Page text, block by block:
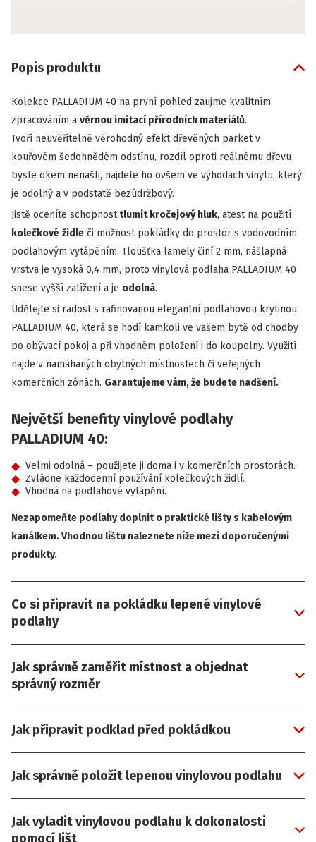
Popis produktu
Kolekce PALLADIUM 40 na první pohled zaujme kvalitním
zpracováním a věrnou imitací přírodních materiálů.
Tvoří neuvěřitelně věrohodný efekt dřevěných parket v
kouřovém šedohnědém odstínu, rozdíl oproti reálnému dřevu
byste okem nenašli, najdete ho ovšem ve výhodách vinylu, který
je odolný a v podstatě bezúdržbový.
Jistě oceníte schopnosttlumit kročejový hluk, atest na použití
kolečkové židle či možnost pokládky do prostor s vodovodním
podlahovým vytápěním. Tloušťka lamely činí 2 mm, nášlapná
vrstva je vysoká 0,4 mm, proto vinylová podlaha PALLADIUM 40
snese vyšší zatížení a je odolná.
Udělejte si radost s rafinovanou elegantní podlahovou krytinou
PALLADIUM 40, která se hodí kamkoli ve vašem bytě od chodby
po obývací pokoj a při vhodném položení i do koupelny. Využití
najde v namáhaných obytných místnostech či veřejných
komerčních zónách. Garantujeme vám, že budete nadšení.
Největší benefity vinylové podlahy
PALLADIUM 40:
Velmi odolná – použijete ji doma i v komerčních prostorách.
Zvládne každodenní používání kolečkových židlí.
Vhodná na podlahové vytápění.
Nezapomeňte podlahy doplnit o praktické lišty s kabelovým
kanálkem. Vhodnou lištu naleznete níže mezi doporučenými
produkty.
Co si připravit na pokládku lepené vinylové
podlahy
Jak správně zaměřit místnost a objednat
správný rozměr
Jak připravit podklad před pokládkou
Jak správně položit lepenou vinylovou podlahu
Jak vyladit vinylovou podlahu k dokonalosti
pomocí lišt